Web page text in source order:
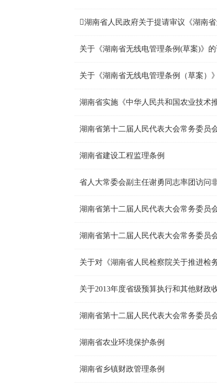
湖南省人民政府关于提请审议《湖南
关于《湖南省无线电管理条例(草案)》
关于《湖南省无线电管理条例（草案）
湖南省实施《中华人民共和国农业技术
湖南省第十二届人民代表大会常务委员
湖南省建设工程监理条例
省人大常委会副主任谢勇同志率团访问
湖南省第十二届人民代表大会常务委员
湖南省第十二届人民代表大会常务委员
湖南省第十二届人民代表大会常务委员
湖南省农业环境保护条例
湖南省乡镇财政管理条例